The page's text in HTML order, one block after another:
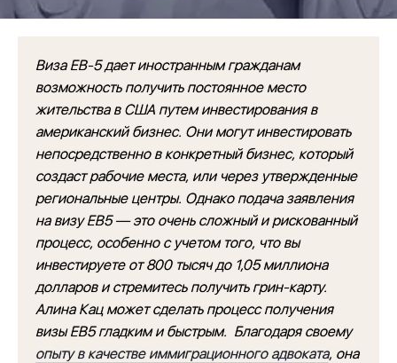
Виза EB-5 дает иностранным гражданам
возможность получить постоянное место
жительства в США путем инвестирования в
американский бизнес. Они могут инвестировать
непосредственно в конкретный бизнес, который
создаст рабочие места, или через утвержденные
региональные центры. Однако подача заявления
на визу EB5 — это очень сложный и рискованный
процесс, особенно с учетом того, что вы
инвестируете от 800 тысяч до 1,05 миллиона
долларов и стремитесь получить грин-карту.
Алина Кац может сделать процесс получения
визы EB5 гладким и быстрым. Благодаря своему
опыту в качестве иммиграционного адвоката, она